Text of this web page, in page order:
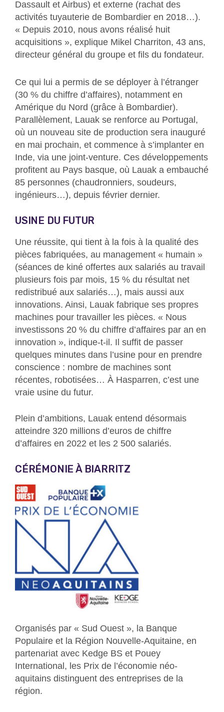
Dassault et Airbus) et externe (rachat des
activités tuyauterie de Bombardier en 2018…).
« Depuis 2010, nous avons réalisé huit
acquisitions », explique Mikel Charriton, 43 ans,
directeur général du groupe et fils du fondateur.
Ce qui lui a permis de se déployer à l’étranger
(30 % du chiffre d’affaires), notamment en
Amérique du Nord (grâce à Bombardier).
Parallèlement, Lauak se renforce au Portugal,
où un nouveau site de production sera inauguré
en mai prochain, et commence à s’implanter en
Inde, via une joint-venture. Ces développements
profitent au Pays basque, où Lauak a embauché
85 personnes (chaudronniers, soudeurs,
ingénieurs…), depuis février dernier.
USINE DU FUTUR
Une réussite, qui tient à la fois à la qualité des
pièces fabriquées, au management « humain »
(séances de kiné offertes aux salariés au travail
plusieurs fois par mois, 15 % du résultat net
redistribué aux salariés…), mais aussi aux
innovations. Ainsi, Lauak fabrique ses propres
machines pour travailler les pièces. « Nous
investissons 20 % du chiffre d’affaires par an en
innovation », indique-t-il. Il suffit de passer
quelques minutes dans l’usine pour en prendre
conscience : nombre de machines sont
récentes, robotisées… À Hasparren, c’est une
vraie usine du futur.
Plein d’ambitions, Lauak entend désormais
atteindre 320 millions d’euros de chiffre
d’affaires en 2022 et les 2 500 salariés.
CÉRÉMONIE À BIARRITZ
Organisés par « Sud Ouest », la Banque
Populaire et la Région Nouvelle-Aquitaine, en
partenariat avec Kedge BS et Pouey
International, les Prix de l’économie néo-
aquitains distinguent des entreprises de la
région.